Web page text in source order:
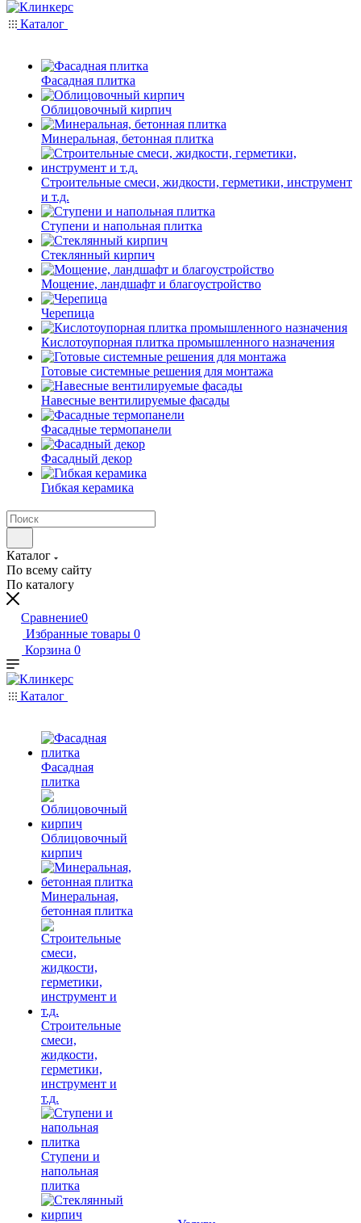
Каталог
Фасадная плитка
Облицовочный кирпич
Минеральная, бетонная плитка
Строительные смеси, жидкости, герметики, инструмент
и т.д.
Ступени и напольная плитка
Cтеклянный кирпич
Мощение, ландшафт и благоустройство
Черепица
Кислотоупорная плитка промышленного назначения
Готовые системные решения для монтажа
Навесные вентилируемые фасады
Фасадные термопанели
Фасадный декор
Гибкая керамика
Каталог
По всему сайту
По каталогу
Сравнение0
Избранные товары 0
Корзина 0
Каталог
Фасадная
плитка
Облицовочный
кирпич
Минеральная,
бетонная плитка
Строительные
смеси,
жидкости,
герметики,
инструмент и
т.д.
Ступени и
напольная
плитка